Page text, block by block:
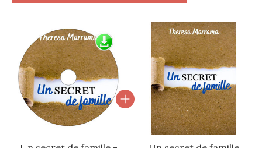
Carrousel van gebundelde producten